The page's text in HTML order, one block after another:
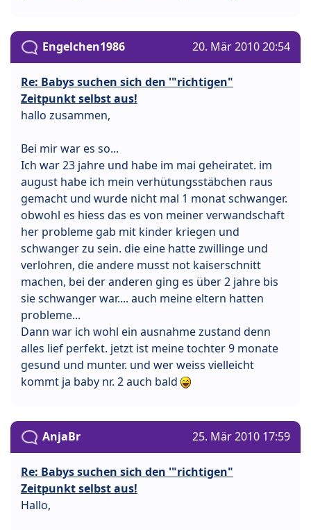
Engelchen1986 20. Mär 2010 20:54
Re: Babys suchen sich den '"richtigen"
Zeitpunkt selbst aus!
hallo zusammen,
Bei mir war es so...
Ich war 23 jahre und habe im mai geheiratet. im
august habe ich mein verhütungsstäbchen raus
gemacht und wurde nicht mal 1 monat schwanger.
obwohl es hiess das es von meiner verwandschaft
her probleme gab mit kinder kriegen und
schwanger zu sein. die eine hatte zwillinge und
verlohren, die andere musst not kaiserschnitt
machen, bei der anderen ging es über 2 jahre bis
sie schwanger war.... auch meine eltern hatten
probleme...
Dann war ich wohl ein ausnahme zustand denn
alles lief perfekt. jetzt ist meine tochter 9 monate
gesund und munter. und wer weiss vielleicht
kommt ja baby nr. 2 auch bald
AnjaBr 25. Mär 2010 17:59
Re: Babys suchen sich den '"richtigen"
Zeitpunkt selbst aus!
Hallo,